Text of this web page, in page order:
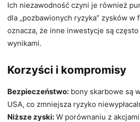
Ich niezawodność czyni je również
dla „pozbawionych ryzyka” zysków w
oznacza, że ​​inne inwestycje są
wynikami.
Korzyści i kompromisy
Bezpieczeństwo: bony skarbowe są
USA, co zmniejsza ryzyko
Niższe zyski: W porównaniu z